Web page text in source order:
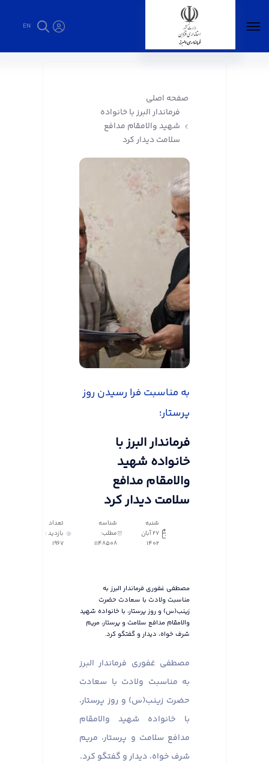
EN
صفحه اصلی
فرماندار البرز با خانواده
شهید والامقام مدافع
سلامت دیدار کرد
به مناسبت فرا رسیدن روز
پرستار؛
فرماندار البرز با
خانواده شهید
والامقام مدافع
سلامت دیدار کرد
شنبه
27 آبان
1402
شناسه
مطلب:
1148508
تعداد
بازدید :
1967
مصطفی غفوری فرماندار البرز به
مناسبت ولادت با سعادت حضرت
زینب(س) و روز پرستار، با خانواده شهید
والامقام مدافع سلامت و پرستار، مریم
شرف خواه، دیدار و گفتگو کرد.
مصطفی غفوری فرماندار البرز
به مناسبت ولادت با سعادت
حضرت زینب(س) و روز پرستار،
با خانواده شهید والامقام
مدافع سلامت و پرستار، مریم
شرف خواه، دیدار و گفتگو کرد.